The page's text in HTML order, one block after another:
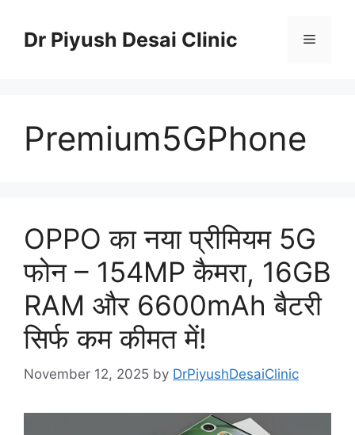
contentDr Piyush Desai Clinic Menu
Premium5GPhone
OPPO का नया प्रीमियम 5G
फोन – 154MP कैमरा, 16GB
RAM और 6600mAh बैटरी
सिर्फ कम कीमत में!
November 12, 2025 by DrPiyushDesaiClinic